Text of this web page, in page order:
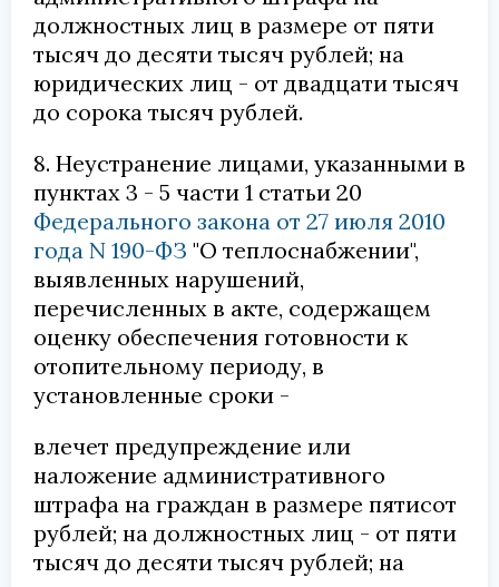
должностных лиц в размере от пяти
тысяч до десяти тысяч рублей; на
юридических лиц - от двадцати тысяч
до сорока тысяч рублей.
8. Неустранение лицами, указанными в
пунктах 3 - 5 части 1 статьи 20
Федерального закона от 27 июля 2010
года N 190-ФЗ "О теплоснабжении",
выявленных нарушений,
перечисленных в акте, содержащем
оценку обеспечения готовности к
отопительному периоду, в
установленные сроки -
влечет предупреждение или
наложение административного
штрафа на граждан в размере пятисот
рублей; на должностных лиц - от пяти
тысяч до десяти тысяч рублей; на